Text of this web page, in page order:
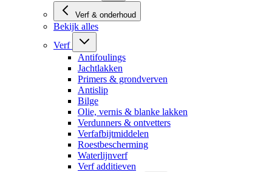
Verf & onderhoud
Bekijk alles
Verf
Antifoulings
Jachtlakken
Primers & grondverven
Antislip
Bilge
Olie, vernis & blanke lakken
Verdunners & ontvetters
Verfafbijtmiddelen
Roestbescherming
Waterlijnverf
Verf additieven